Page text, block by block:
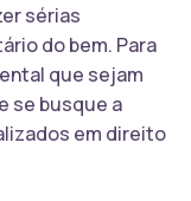
sérias
do bem. Para
que sejam
se busque a
em direito